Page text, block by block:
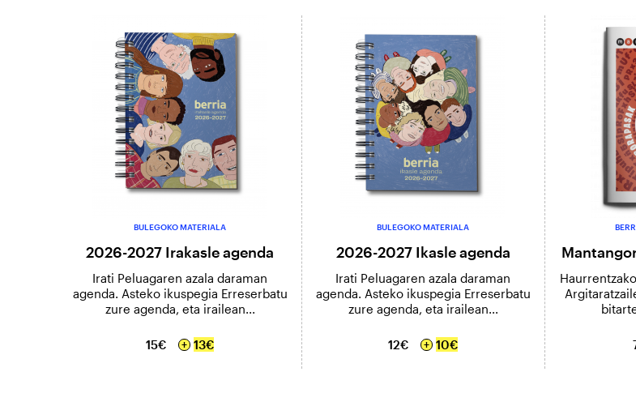
BULEGOKO MATERIALA
2026-2027 Irakasle agenda
Irati Peluagaren azala daraman
agenda. Asteko ikuspegia Erreserbatu
zure agenda, eta irailean...
15€ 13€
BULEGOKO MATERIALA
2026-2027 Ikasle agenda
Irati Peluagaren azala daraman
agenda. Asteko ikuspegia Erreserbatu
zure agenda, eta irailean...
12€ 10€